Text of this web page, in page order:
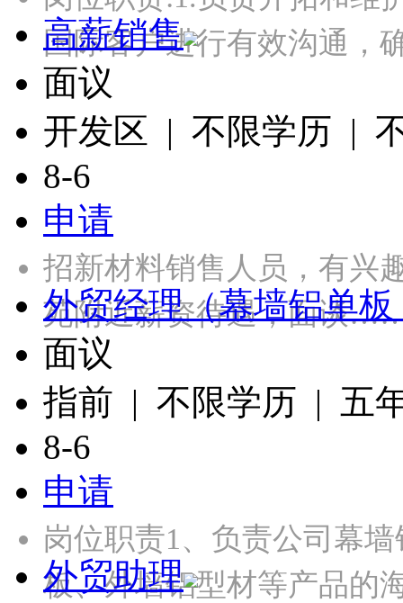
国际客户进行有效沟通
高薪销售
面议
开发区 | 不限学历 |
8-6
申请
招新材料销售人员，有兴
苑附近薪资待遇，面谈
外贸经理（幕墙铝单
面议
指前 | 不限学历 | 五
8-6
申请
岗位职责1、负责公司幕
板、外墙铝型材等产品
外贸助理